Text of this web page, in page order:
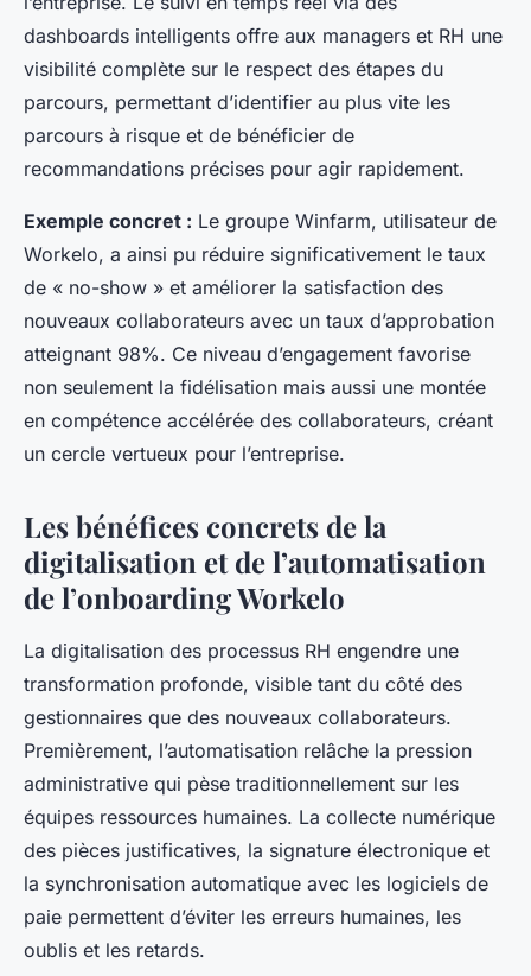
dashboards intelligents offre aux managers et RH une
visibilité complète sur le respect des étapes du
parcours, permettant d’identifier au plus vite les
parcours à risque et de bénéficier de
recommandations précises pour agir rapidement.
Exemple concret : Le groupe Winfarm, utilisateur de
Workelo, a ainsi pu réduire significativement le taux
de « no-show » et améliorer la satisfaction des
nouveaux collaborateurs avec un taux d’approbation
atteignant 98%. Ce niveau d’engagement favorise
non seulement la fidélisation mais aussi une montée
en compétence accélérée des collaborateurs, créant
un cercle vertueux pour l’entreprise.
Les bénéfices concrets de la
digitalisation et de l’automatisation
de l’onboarding Workelo
La digitalisation des processus RH engendre une
transformation profonde, visible tant du côté des
gestionnaires que des nouveaux collaborateurs.
Premièrement, l’automatisation relâche la pression
administrative qui pèse traditionnellement sur les
équipes ressources humaines. La collecte numérique
des pièces justificatives, la signature électronique et
la synchronisation automatique avec les logiciels de
paie permettent d’éviter les erreurs humaines, les
oublis et les retards.